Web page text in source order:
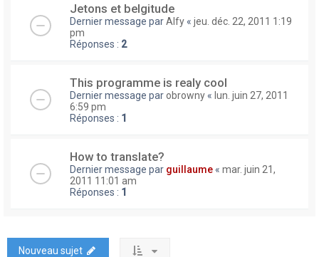
Jetons et belgitude
Dernier message parAlfy « jeu. déc. 22, 2011 1:19
pm
Réponses : 2
This programme is realy cool
Dernier message parobrowny « lun. juin 27, 2011
6:59 pm
Réponses : 1
How to translate?
Dernier message par guillaume « mar. juin 21,
2011 11:01 am
Réponses : 1
Nouveau sujet